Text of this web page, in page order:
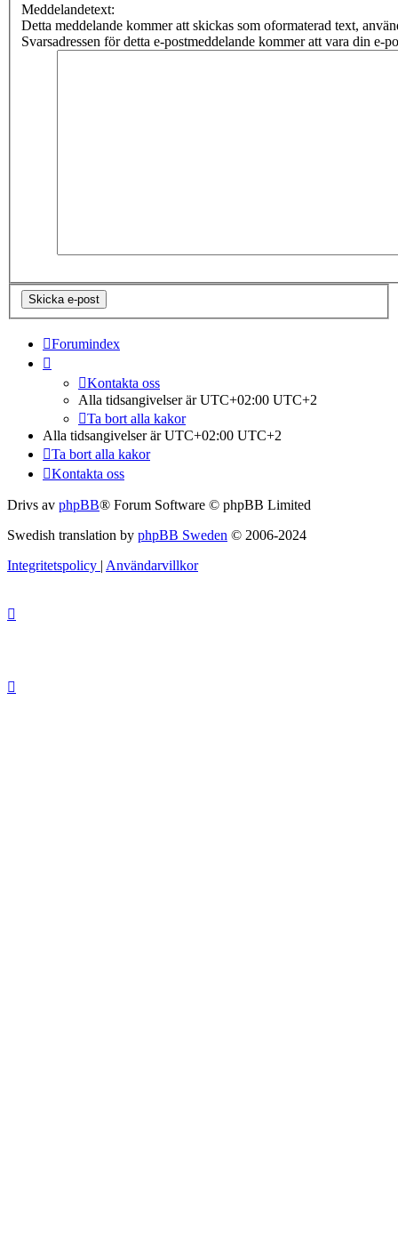
Meddelandetext:
Detta meddelande kommer att skickas som oformaterad text,
Svarsadressen för detta e-postmeddelande kommer att vara din e-
Forumindex
Kontakta oss
Alla tidsangivelser är UTC+02:00 UTC+2
Ta bort alla kakor
Alla tidsangivelser är UTC+02:00 UTC+2
Ta bort alla kakor
Kontakta oss
Drivs av phpBB® Forum Software © phpBB Limited
Swedish translation by phpBB Sweden © 2006-2024
Integritetspolicy Användarvillkor